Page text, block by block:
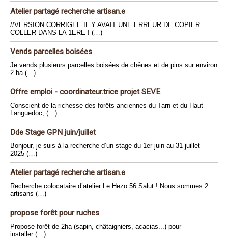
Atelier partagé recherche artisan.e
//VERSION CORRIGEE IL Y AVAIT UNE ERREUR DE COPIER
COLLER DANS LA 1ERE ! (…)
Vends parcelles boisées
Je vends plusieurs parcelles boisées de chênes et de pins sur environ
2 ha (…)
Offre emploi - coordinateur.trice projet SEVE
Conscient de la richesse des forêts anciennes du Tarn et du Haut-
Languedoc, (…)
Dde Stage GPN juin/juillet
Bonjour, je suis à la recherche d’un stage du 1er juin au 31 juillet
2025 (…)
Atelier partagé recherche artisan.e
Recherche colocataire d’atelier Le Hezo 56 Salut ! Nous sommes 2
artisans (…)
propose forêt pour ruches
Propose forêt de 2ha (sapin, châtaigniers, acacias...) pour
installer (…)